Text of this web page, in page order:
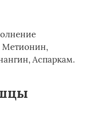
Метионин,
Аспаркам.